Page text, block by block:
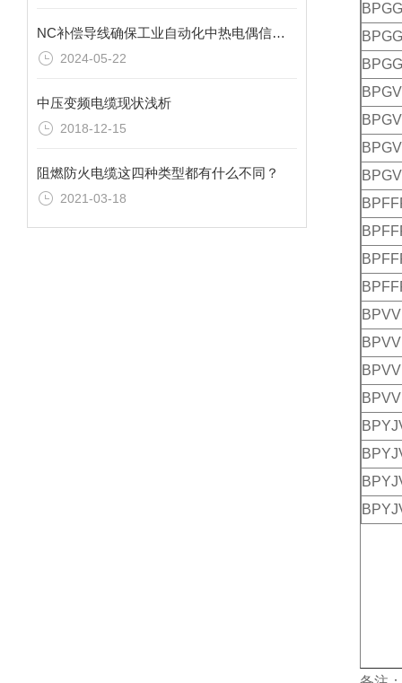
NC补偿导线确保工业自动化中热电偶信号的真实传递
2024-05-22
中压变频电缆现状浅析
2018-12-15
阻燃防火电缆这四种类型都有什么不同？
2021-03-18